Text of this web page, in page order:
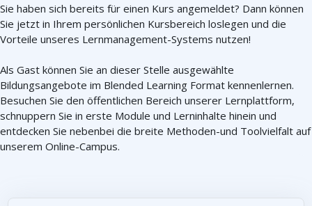
Sie haben sich bereits für einen Kurs angemeldet? Dann können
Sie jetzt in Ihrem persönlichen Kursbereich loslegen und die
Vorteile unseres Lernmanagement-Systems nutzen!
Als Gast können Sie an dieser Stelle ausgewählte
Bildungsangebote im Blended Learning Format kennenlernen.
Besuchen Sie den öffentlichen Bereich unserer Lernplattform,
schnuppern Sie in erste Module und Lerninhalte hinein und
entdecken Sie nebenbei die breite Methoden-und Toolvielfalt auf
unserem Online-Campus.